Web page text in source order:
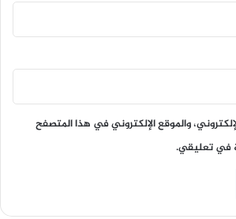
والموقع الإلكتروني في هذا المتصفح
في تعليقي.